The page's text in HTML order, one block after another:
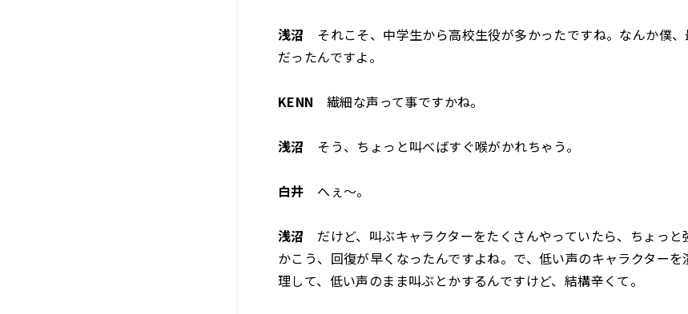
浅沼 それこそ、中学生から高校生役が多かったですね。なんか僕
だったんですよ。
KENN 繊細な声って事ですかね。
浅沼 そう、ちょっと叫べばすぐ喉がかれちゃう。
白井 へぇ～。
浅沼 だけど、叫ぶキャラクターをたくさんやっていたら、ちょっと
かこう、回復が早くなったんですよね。で、低い声のキャラクター
理して、低い声のまま叫ぶとかするんですけど、結構辛くて。